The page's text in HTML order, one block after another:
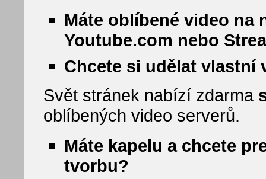
Máte oblíbené video na
Youtube.com nebo
Chcete si udělat vlastní
Svět stránek nabízí zdarma
oblíbených video serverů.
Máte kapelu a chcete
tvorbu?